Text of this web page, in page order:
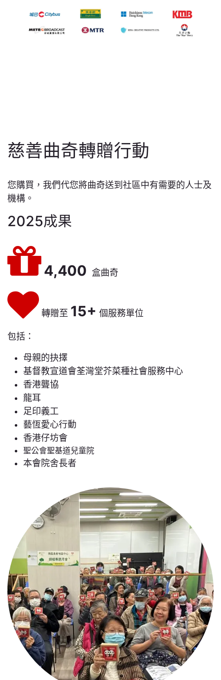
慈善曲奇轉贈行動
您購買，我們代您將曲奇送到社區中有需要的人士及
機構。
2025成果
4,400 盒曲奇
轉贈至 15+ 個服務單位
包括：
母親的抉擇
基督教宣道會荃灣堂芥菜種社會服務中心
香港聾協
龍耳
足印義工
藝恆愛心行動
香港仔坊會
聖公會聖基道兒童院
本會院舍長者